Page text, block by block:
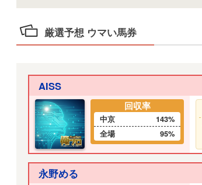
厳選予想 ウマい馬券
AISS
回収率
中京
143%
全場
95%
永野める